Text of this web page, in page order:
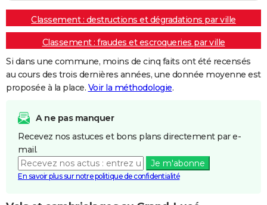
Classement : destructions et dégradations par ville
Classement : fraudes et escroqueries par ville
Si dans une commune, moins de cinq faits ont été recensés
au cours des trois dernières années, une donnée moyenne est
proposée à la place. Voir la méthodologie.
A ne pas manquer
Recevez nos astuces et bons plans directement par e-
mail.
Je m'abonne
En savoir plus sur notre politique de confidentialité